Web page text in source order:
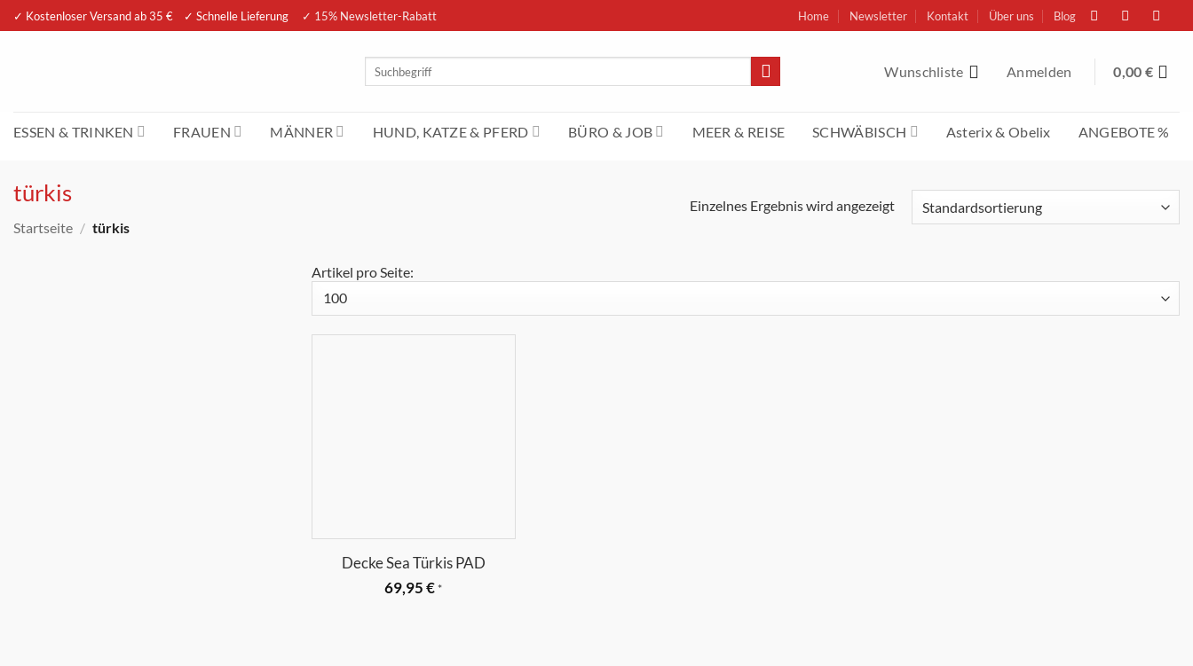
Zum
Inhalt
✓ Kostenloser Versand ab 35 € ✓ Schnelle Lieferung ✓ 15% Newsletter-Rabatt Home Newsletter Kontakt Über uns Blog
nach:
Wunschliste Anmelden 0,00 €
ESSEN & TRINKEN FRAUEN MÄNNER HUND, KATZE & PFERD BÜRO & JOB MEER & REISE SCHWÄBISCH Asterix & Obelix ANGEBOTE %
türkis
Startseite / türkis
Einzelnes Ergebnis wird angezeigt
Artikel pro Seite:
Decke Sea Türkis PAD
69,95€ *